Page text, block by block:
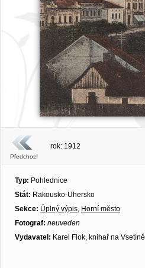
Předchozí
rok: 1912
Typ: Pohlednice
Stát: Rakousko-Uhersko
Sekce: Úplný výpis, Horní město
Fotograf: neuveden
Vydavatel: Karel Flok, knihař na Vsetíně